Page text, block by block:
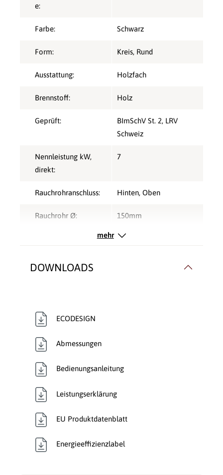
e:
Farbe: Schwarz
Form: Kreis, Rund
Ausstattung: Holzfach
Brennstoff: Holz
Geprüft: BImSchV St. 2, LRV
Schweiz
Nennleistung kW,
direkt:
7
Rauchrohranschluss: Hinten, Oben
Rauchrohr Ø: 150mm
Nein
Verbrennungsluft:
Verkleidungsmaterial:
mehr
DOWNLOADS
ECODESIGN
Abmessungen
Bedienungsanleitung
Leistungserklärung
EU Produktdatenblatt
Energieeffizienzlabel